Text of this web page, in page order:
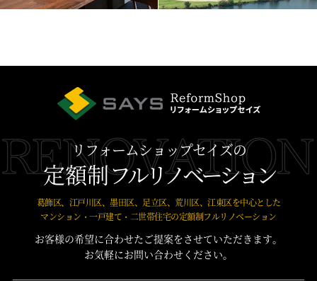
リフォームショップセイズの
定額制フルリノベーション
葛飾区、江戸川区、墨田区、足立区、荒川区、江東区を中心とした
マンション・一戸建て・二世帯住宅の定額制フルリノベーション
お客様の希望に合わせたご提案をさせていただきます。
お気軽にお問い合わせください。